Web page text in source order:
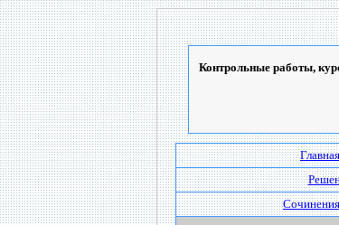
Контрольные работы,